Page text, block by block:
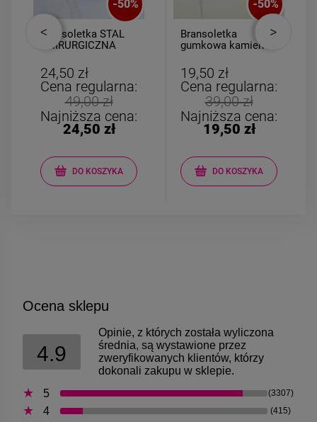
-50%
Bransoletka STAL
CHIRURGICZNA
kulki
24,50 zł
Cena regularna:
49,00 zł
Najniższa cena:
24,50 zł
DO KOSZYKA
-50%
Bransoletka
gumkowa kamień
19,50 zł
Cena regularna:
39,00 zł
Najniższa cena:
19,50 zł
DO KOSZYKA
Ocena sklepu
4.9
Opinie, z których została wyliczona
średnia, są wystawione przez
zweryfikowanych klientów, którzy
dokonali zakupu w sklepie.
5
(3307)
4 (415)